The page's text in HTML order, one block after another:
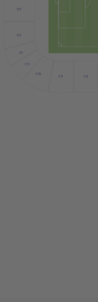
C11
C10
C9 C8
D3
D2
D1